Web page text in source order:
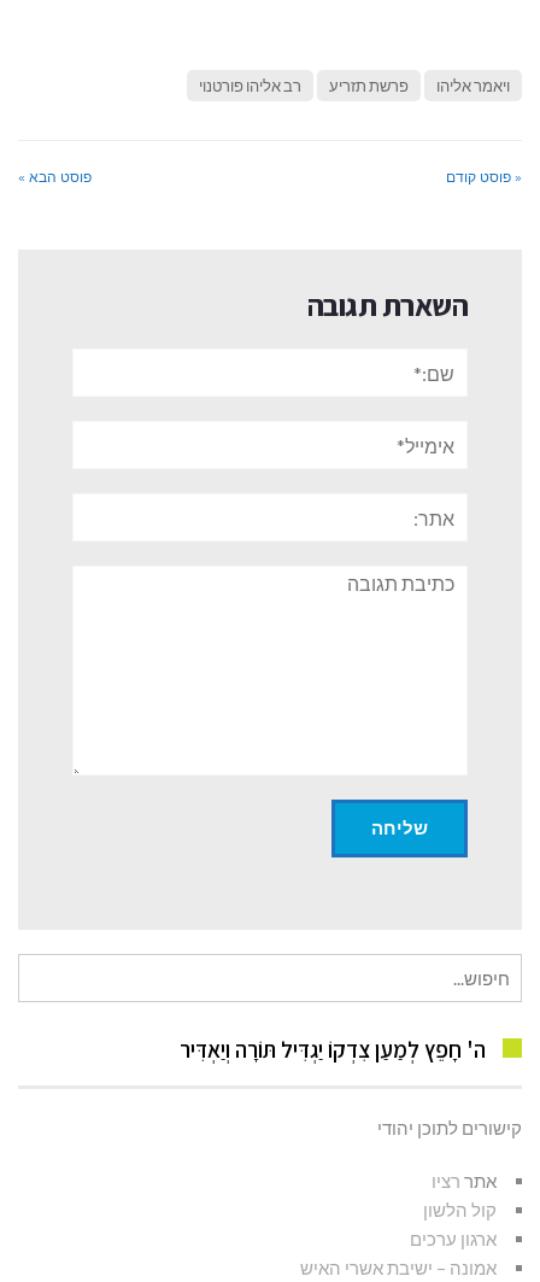
ויאמר אליהו פרשת תזריע רב אליהו פורטנוי
« פוסט קודם פוסט הבא »
השארת תגובה
תגובה
עבור:
ה' חָפֵץ לְמַעַן צִדְקוֹ יַגְדִּיל תּוֹרָה וְיַאְדִּיר
קישורים לתוכן יהודי
אתר רציו
קול הלשון
ארגון ערכים
אמונה – ישיבת אשרי האיש